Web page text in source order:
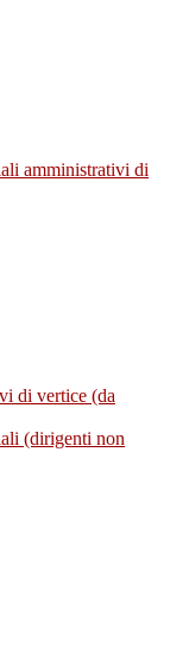
amministrativi di
di vertice (da
(dirigenti non